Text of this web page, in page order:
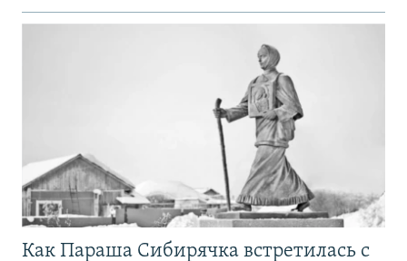
Как Параша Сибирячка встретилась с